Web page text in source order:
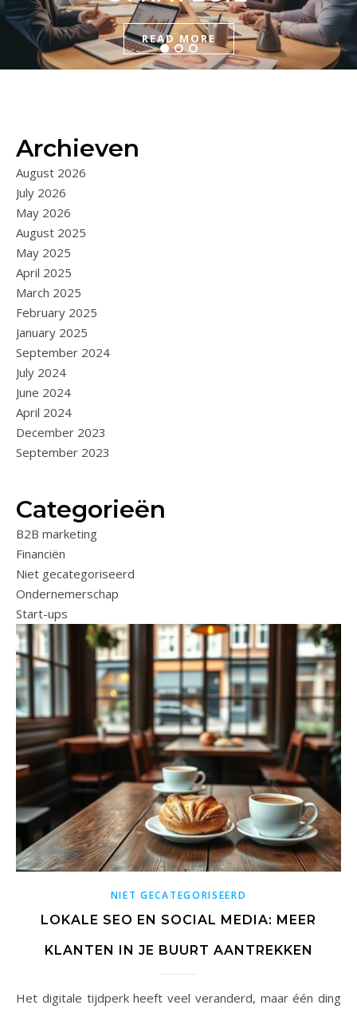
READ MORE
READ MORE
BEKEKEN
READ MORE
Archieven
August 2026
July 2026
May 2026
August 2025
May 2025
April 2025
March 2025
February 2025
January 2025
September 2024
July 2024
June 2024
April 2024
December 2023
September 2023
Categorieën
B2B marketing
Financiën
Niet gecategoriseerd
Ondernemerschap
Start-ups
NIET GECATEGORISEERD
LOKALE SEO EN SOCIAL MEDIA: MEER
KLANTEN IN JE BUURT AANTREKKEN
Het digitale tijdperk heeft veel veranderd, maar één ding